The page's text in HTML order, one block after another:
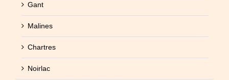
Gant
Malines
Chartres
Noirlac